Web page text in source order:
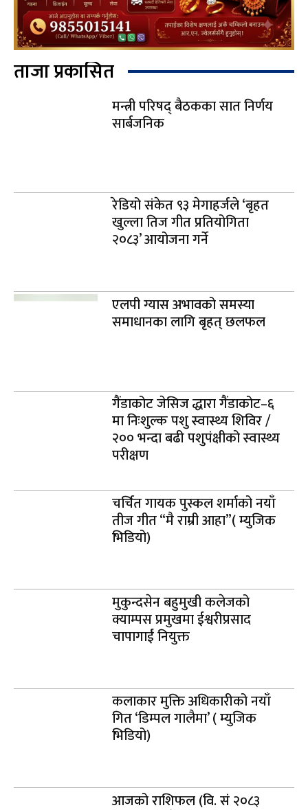
ताजा प्रकासित
मन्त्री परिषद् बैठकका सात निर्णय
सार्बजनिक
रेडियो संकेत ९३ मेगाहर्जले ‘बृहत
खुल्ला तिज गीत प्रतियोगिता
२०८३’ आयोजना गर्ने
एलपी ग्यास अभावको समस्या
समाधानका लागि बृहत् छलफल
गैंडाकोट जेसिज द्धारा गैंडाकोट–६
मा निःशुल्क पशु स्वास्थ्य शिविर /
२०० भन्दा बढी पशुपंक्षीको स्वास्थ्य
परीक्षण
चर्चित गायक पुस्कल शर्माको नयाँ
तीज गीत “मै राम्री आहा”( म्युजिक
भिडियो)
मुकुन्दसेन बहुमुखी कलेजको
क्याम्पस प्रमुखमा ईश्वरीप्रसाद
चापागाईं नियुक्त
कलाकार मुक्ति अधिकारीको नयाँ
गित ‘डिम्पल गालैमा’ ( म्युजिक
भिडियो)
आजको राशिफल (वि. सं २०८३